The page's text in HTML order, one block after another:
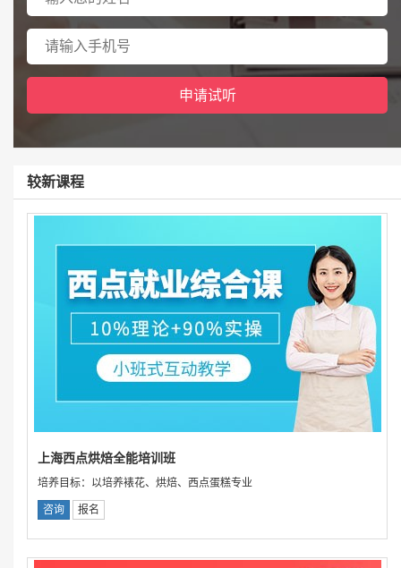
较新课程
上海西点烘焙全能培训班
培养目标：以培养裱花、烘焙、西点蛋糕专业
咨询 报名